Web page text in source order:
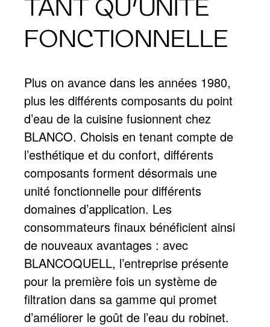
TANT QU’UNITÉ
FONCTIONNELLE
Plus on avance dans les années 1980,
plus les différents composants du point
d’eau de la cuisine fusionnent chez
BLANCO. Choisis en tenant compte de
l’esthétique et du confort, différents
composants forment désormais une
unité fonctionnelle pour différents
domaines d’application. Les
consommateurs finaux bénéficient ainsi
de nouveaux avantages : avec
BLANCOQUELL, l’entreprise présente
pour la première fois un système de
filtration dans sa gamme qui promet
d’améliorer le goût de l’eau du robinet.